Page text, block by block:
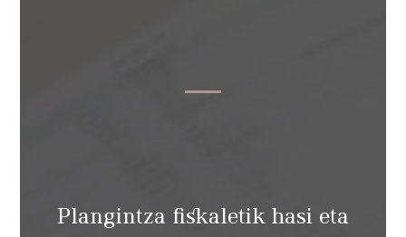
Plangintza fiskaletik hasi eta